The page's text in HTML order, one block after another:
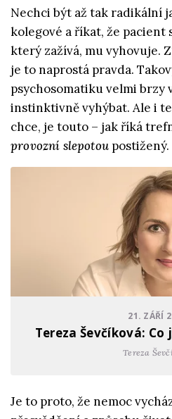
Nechci být až tak radikální
kolegové a říkat, že pacient
který zažívá, mu vyhovuje.
je to naprostá pravda.
psychosomatiku velmi brzy
instinktivně vyhýbat. Ale i
chce, je touto – jak říká
provozní slepotoupostižený.
21. ZÁŘÍ
Tereza Ševčíková: Co
Tereza
Je to proto, že nemoc